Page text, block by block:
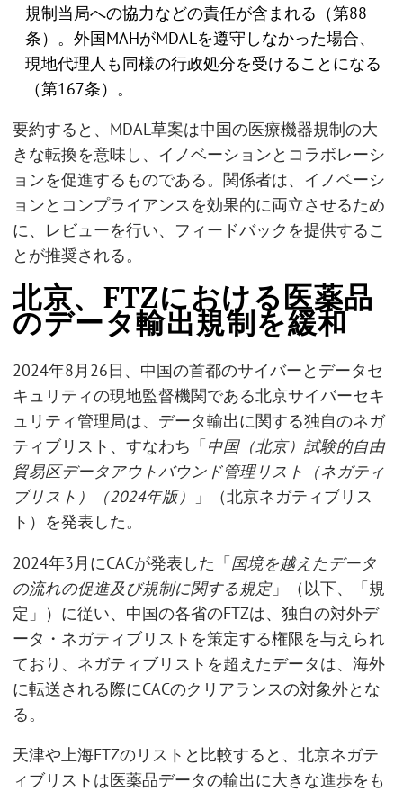
規制当局への協力などの責任が含まれる（第88
条）。外国MAHがMDALを遵守しなかった場合、
現地代理人も同様の行政処分を受けることになる
（第167条）。
要約すると、MDAL草案は中国の医療機器規制の大
きな転換を意味し、イノベーションとコラボレーシ
ョンを促進するものである。関係者は、イノベーシ
ョンとコンプライアンスを効果的に両立させるため
に、レビューを行い、フィードバックを提供するこ
とが推奨される。
北京、FTZにおける医薬品
のデータ輸出規制を緩和
2024年8月26日、中国の首都のサイバーとデータセ
キュリティの現地監督機関である北京サイバーセキ
ュリティ管理局は、データ輸出に関する独自のネガ
ティブリスト、すなわち「中国（北京）試験的自由
貿易区データアウトバウンド管理リスト（ネガティ
ブリスト）（2024年版）
」（北京ネガティブリス
ト）を発表した。
2024年3月にCACが発表した「国境を越えたデータ
の流れの促進及び規制に関する規定」（以下、「規
定」）に従い、中国の各省のFTZは、独自の対外デ
ータ・ネガティブリストを策定する権限を与えられ
ており、ネガティブリストを超えたデータは、海外
に転送される際にCACのクリアランスの対象外とな
る。
天津や上海FTZのリストと比較すると、北京ネガテ
ィブリストは医薬品データの輸出に大きな進歩をも